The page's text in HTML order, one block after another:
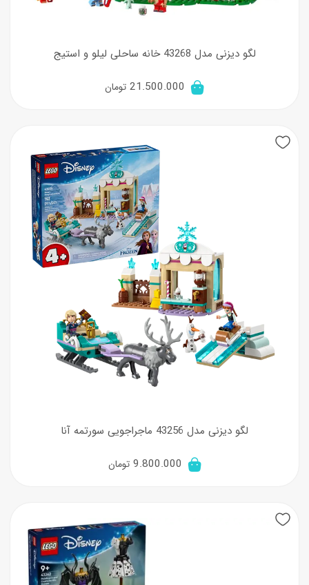
لگو دیزنی مدل 43268 خانه ساحلی لیلو و استیج
21.500.000 تومان
لگو دیزنی مدل 43256 ماجراجویی سورتمه آنا
9.800.000 تومان